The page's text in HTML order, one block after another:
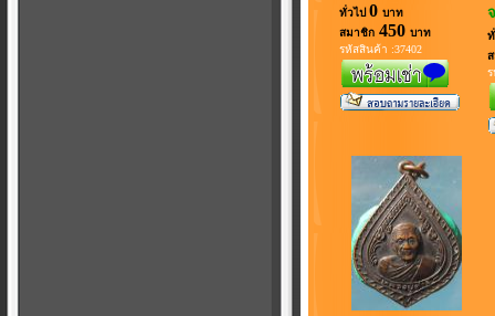
ทั่วไป 0 บาท
สมาชิก 450 บาท
รหัสสินค้า :37402